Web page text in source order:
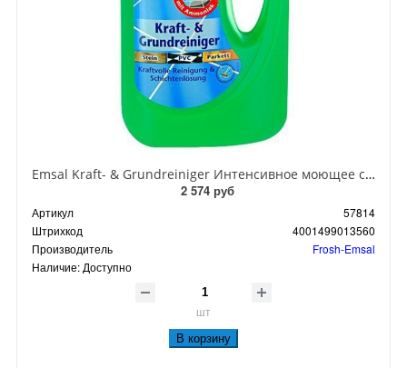
Emsal Kraft- & Grundreiniger Интенсивное моющее средство для полов 1 л
2 574 руб
Артикул
57814
Штрихкод
4001499013560
Производитель
Frosh-Emsal
Наличие: Доступно
шт
В корзину